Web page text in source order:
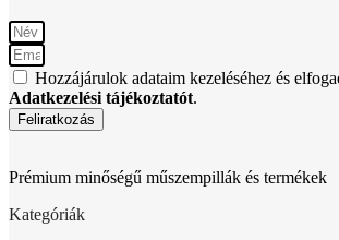
Hozzájárulok adataim kezeléséhez és
Adatkezelési tájékoztatót.
Feliratkozás
Prémium minőségű műszempillák és termékek
Kategóriák